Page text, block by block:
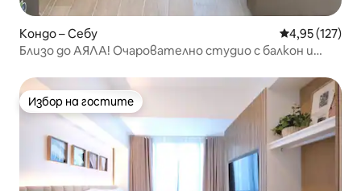
Кондо – Себу Средна
4,95 (127)
Близо до АЯЛА! Очарователно студио с балкон и
Избор на гостите
Избор на гостите